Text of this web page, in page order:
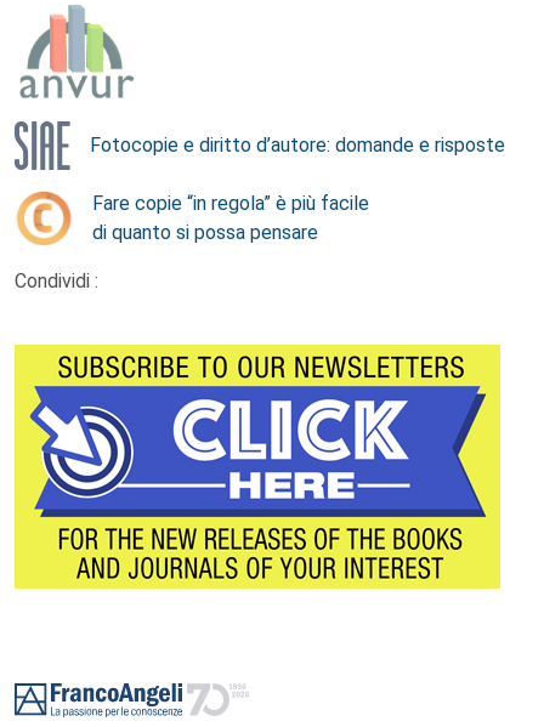
Fotocopie e diritto d’autore: domande e risposte
Fare copie “in regola” è più facile
di quanto si possa pensare
Condividi :